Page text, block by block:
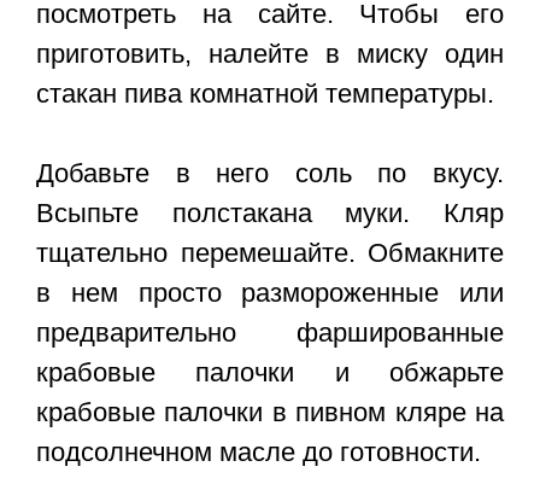
посмотреть на сайте. Чтобы его
приготовить, налейте в миску один
стакан пива комнатной температуры.
Добавьте в него соль по вкусу.
Всыпьте полстакана муки. Кляр
тщательно перемешайте. Обмакните
в нем просто размороженные или
предварительно фаршированные
крабовые палочки и обжарьте
крабовые палочки в пивном клярена
подсолнечном масле до готовности.